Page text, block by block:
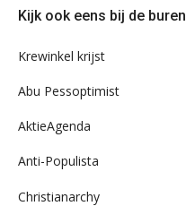
ons
Kijk ook eens bij de buren
Krewinkel krijst
Abu Pessoptimist
AktieAgenda
Anti-Populista
Christianarchy